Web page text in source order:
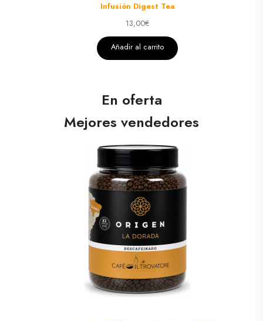
Infusión Digest Tea
13,00€
Añadir al carrito
En oferta
Mejores vendedores